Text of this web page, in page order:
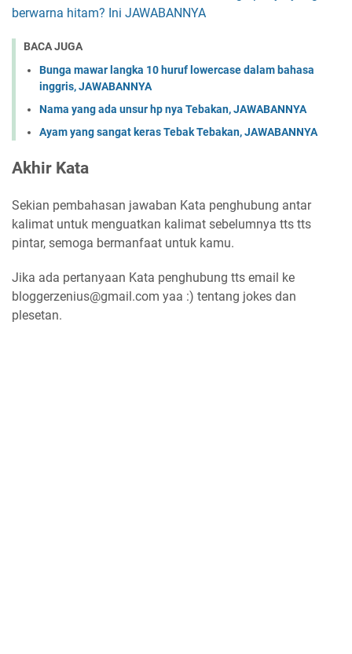
berwarna hitam? Ini JAWABANNYA
BACA JUGA
Bunga mawar langka 10 huruf lowercase dalam bahasa
inggris, JAWABANNYA
Nama yang ada unsur hp nya Tebakan, JAWABANNYA
Ayam yang sangat keras Tebak Tebakan, JAWABANNYA
Akhir Kata
Sekian pembahasan jawaban Kata penghubung antar
kalimat untuk menguatkan kalimat sebelumnya tts tts
pintar, semoga bermanfaat untuk kamu.
Jika ada pertanyaan Kata penghubung tts email ke
bloggerzenius@gmail.com yaa :) tentang jokes dan
plesetan.